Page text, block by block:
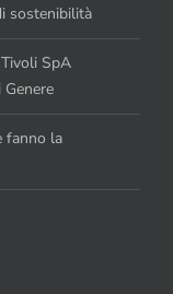
sostenibilità
SpA
fanno la